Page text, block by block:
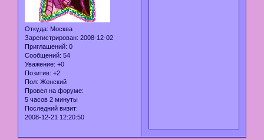
Откуда: Москва
Зарегистрирован: 2008-12-02
Приглашений: 0
Сообщений: 54
Уважение: +0
Позитив: +2
Пол: Женский
Провел на форуме:
5 часов 2 минуты
Последний визит:
2008-12-21 12:20:50